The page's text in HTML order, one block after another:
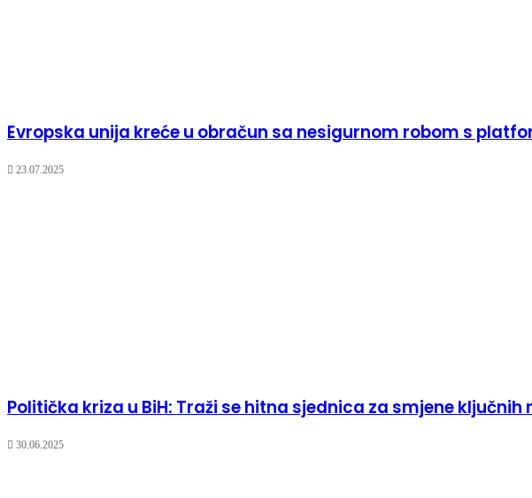
Evropska unija kreće u obračun sa nesigurnom robom s
23.07.2025
Politička kriza u BiH: Traži se hitna sjednica za smjene
30.06.2025